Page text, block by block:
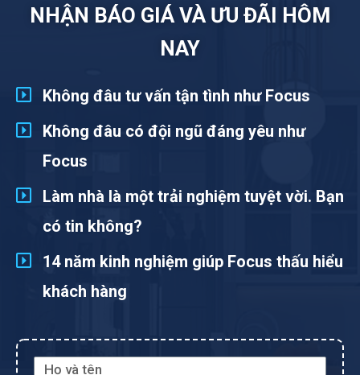
NHẬN BÁO GIÁ VÀ ƯU ĐÃI HÔM
NAY
Không đâu tư vấn tận tình như Focus
Không đâu có đội ngũ đáng yêu như
Focus
Làm nhà là một trải nghiệm tuyệt vời. Bạn
có tin không?
14 năm kinh nghiệm giúp Focus thấu hiểu
khách hàng